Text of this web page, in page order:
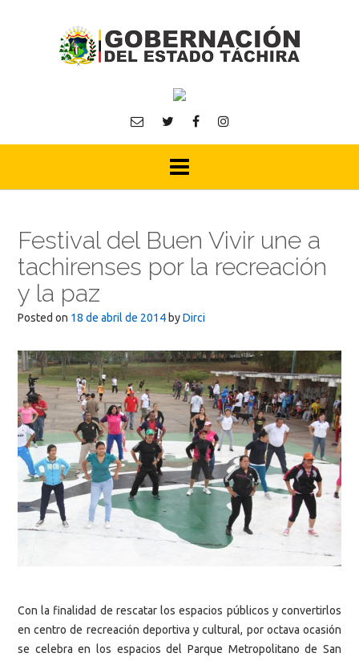
Festival del Buen Vivir une a
tachirenses por la recreación
y la paz
Posted on 18 de abril de 2014 byDirci
Con la finalidad de rescatar los espacios públicos y convertirlos
en centro de recreación deportiva y cultural, por octava ocasión
se celebra en los espacios del Parque Metropolitano de San